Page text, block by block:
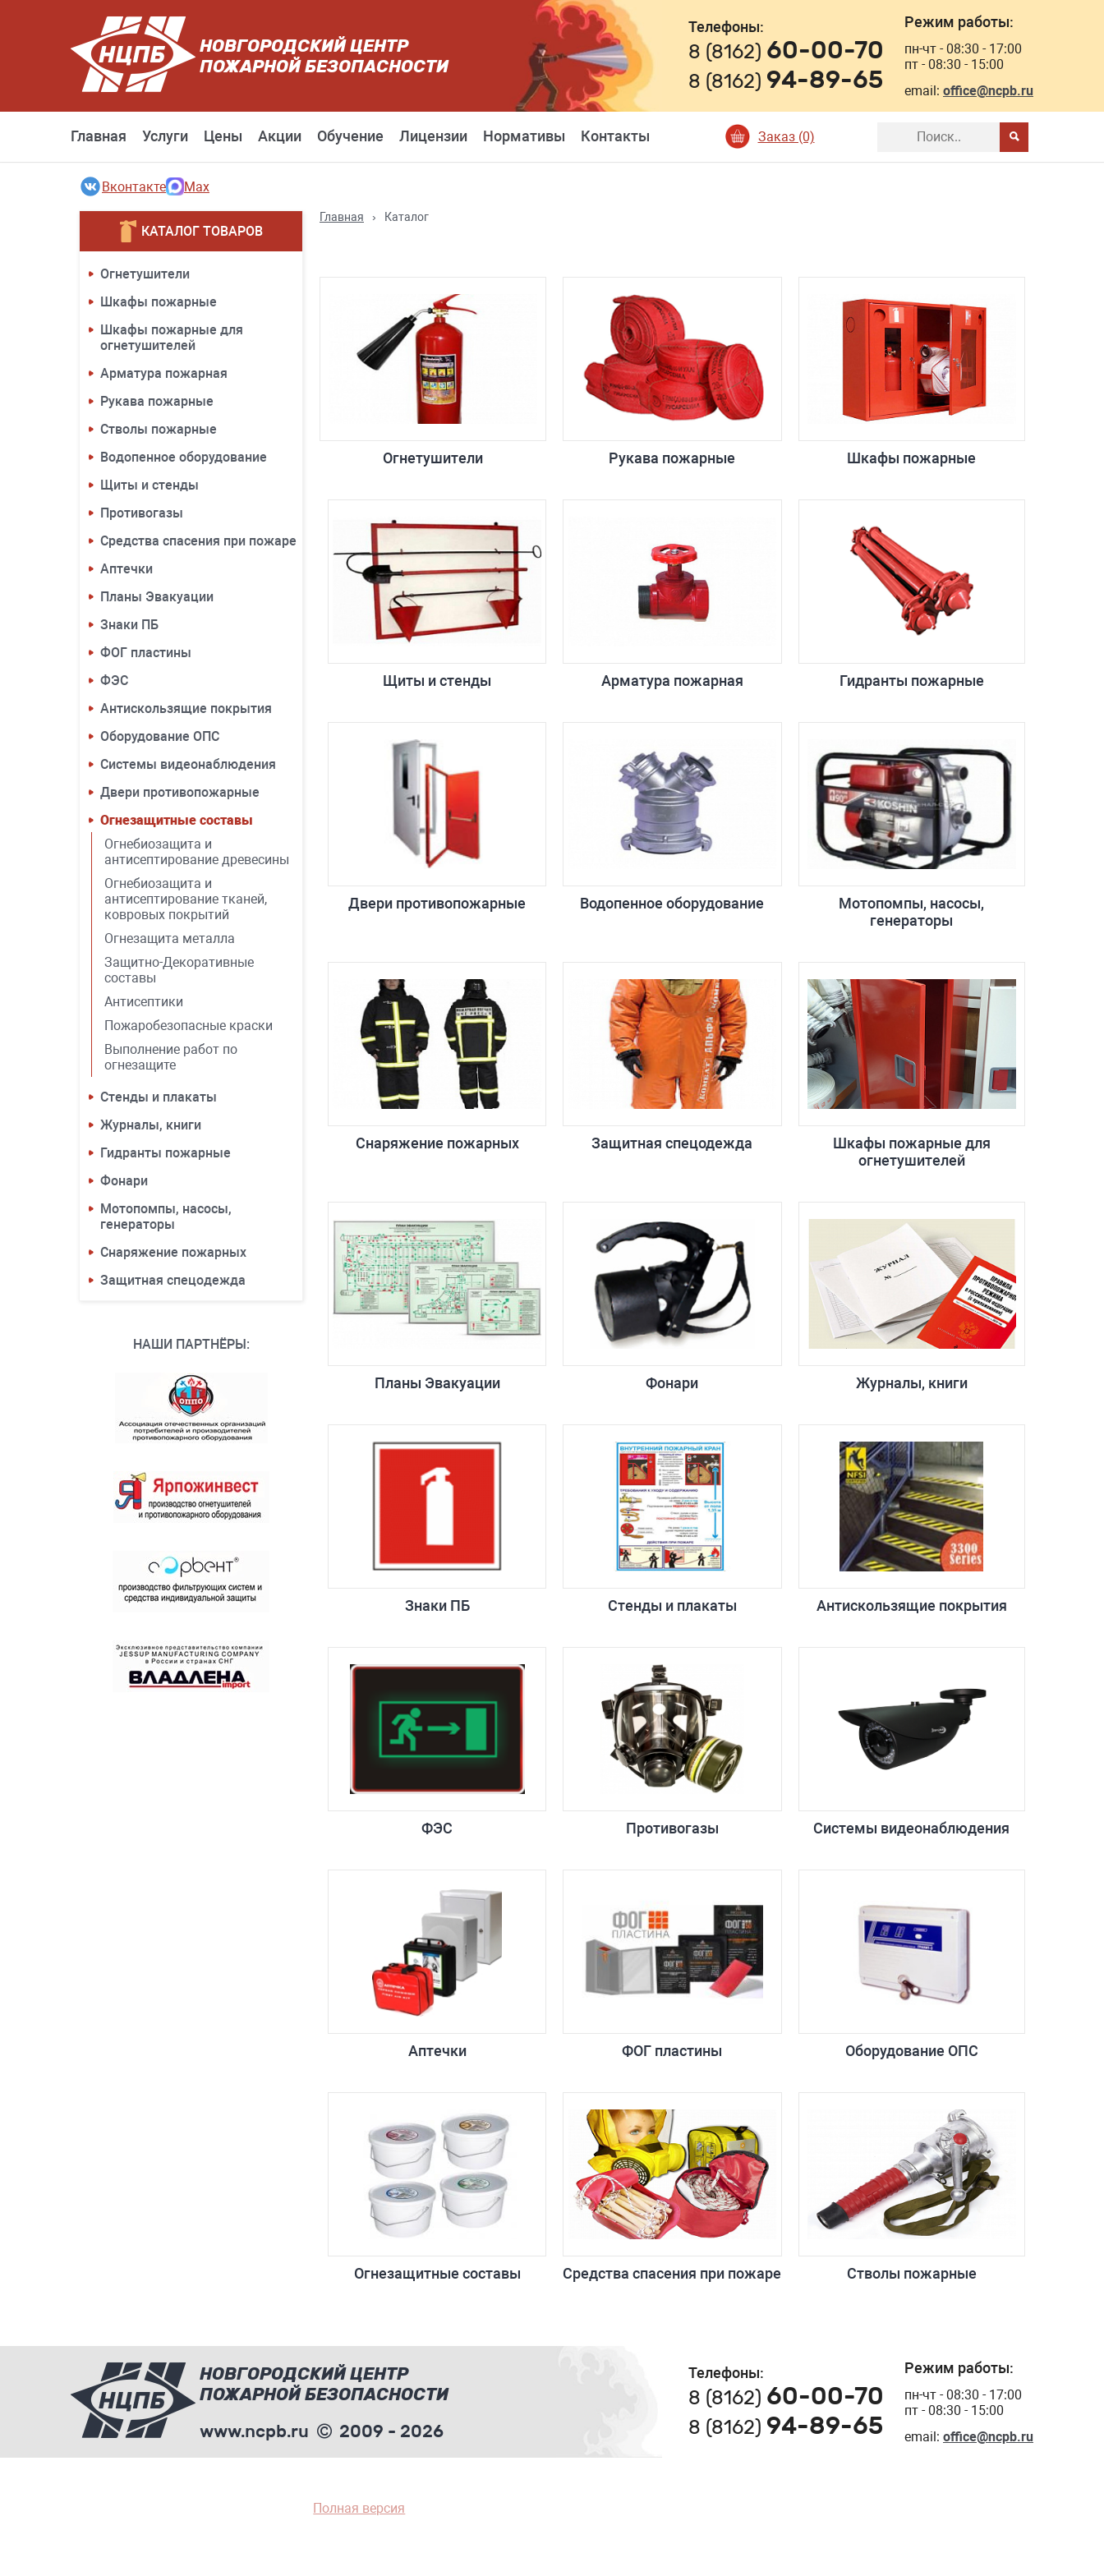
НОВГОРОДСКИЙ ЦЕНТР
ПОЖАРНОЙ БЕЗОПАСНОСТИ
Телефоны:
8 (8162) 60-00-70
8 (8162) 94-89-65
Режим работы:
пн-чт - 08:30 - 17:00
пт - 08:30 - 15:00
email: office@ncpb.ru
Главная Услуги Цены Акции Обучение Лицензии Нормативы Контакты Заказ (0)
Вконтакте Max
КАТАЛОГ ТОВАРОВ
Огнетушители
Шкафы пожарные
Шкафы пожарные для
огнетушителей
Арматура пожарная
Рукава пожарные
Стволы пожарные
Водопенное оборудование
Щиты и стенды
Противогазы
Средства спасения при пожаре
Аптечки
Планы Эвакуации
Знаки ПБ
ФОГ пластины
ФЭС
Антискользящие покрытия
Оборудование ОПС
Системы видеонаблюдения
Двери противопожарные
Огнезащитные составы
Огнебиозащита и
антисептирование древесины
Огнебиозащита и
антисептирование тканей,
ковровых покрытий
Огнезащита металла
Защитно-Декоративные
составы
Антисептики
Пожаробезопасные краски
Выполнение работ по
огнезащите
Стенды и плакаты
Журналы, книги
Гидранты пожарные
Фонари
Мотопомпы, насосы,
генераторы
Снаряжение пожарных
Защитная спецодежда
НАШИ ПАРТНЁРЫ:
Главная › Каталог
Огнетушители Рукава пожарные Шкафы пожарные
Щиты и стенды Арматура пожарная Гидранты пожарные
Двери противопожарные Водопенное оборудование
Мотопомпы, насосы,
генераторы
Снаряжение пожарных Защитная спецодежда
Шкафы пожарные для
огнетушителей
Планы Эвакуации Фонари Журналы, книги
Знаки ПБ Стенды и плакаты Антискользящие покрытия
ФЭС Противогазы Системы видеонаблюдения
Аптечки ФОГ пластины Оборудование ОПС
Огнезащитные составы Средства спасения при пожаре Стволы пожарные
НОВГОРОДСКИЙ ЦЕНТР
ПОЖАРНОЙ БЕЗОПАСНОСТИ
www.ncpb.ru
2009 - 2026
Телефоны:
8 (8162) 60-00-70
8 (8162) 94-89-65
Режим работы:
пн-чт - 08:30 - 17:00
пт - 08:30 - 15:00
email: office@ncpb.ru
Полная версия